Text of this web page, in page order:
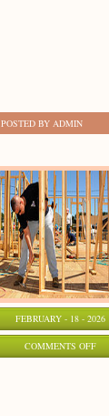
POSTED BY ADMIN
FEBRUARY - 18 - 2026
COMMENTS OFFON